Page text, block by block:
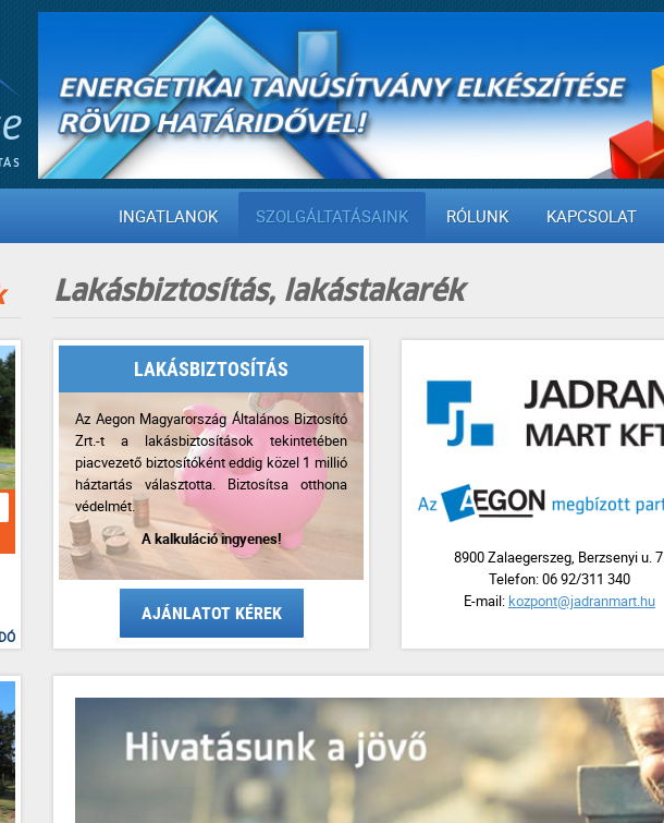
INGATLANOK SZOLGÁLTATÁSAINK RÓLUNK KAPCSOLAT
Lakásbiztosítás, lakástakarék
LAKÁSBIZTOSÍTÁS
Az Aegon Magyarország Általános Biztosító
Zrt.-t a lakásbiztosítások tekintetében
piacvezető biztosítóként eddig közel 1 millió
háztartás választotta. Biztosítsa otthona
védelmét.
A kalkuláció ingyenes!
AJÁNLATOT KÉREK
8900 Zalaegerszeg, Berzsenyi u. 7.
Telefon: 06 92/311 340
E-mail: kozpont@jadranmart.hu